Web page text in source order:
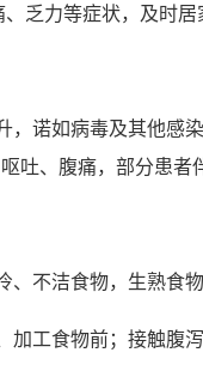
乏力等症状，及时
，诺如病毒及其他
、腹痛，部分患者
、不洁食物，生熟
工食物前；接触腹